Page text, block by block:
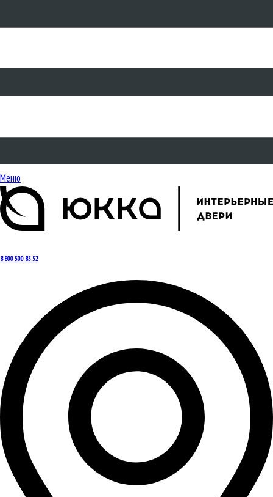
Меню
8 800 500 85 52